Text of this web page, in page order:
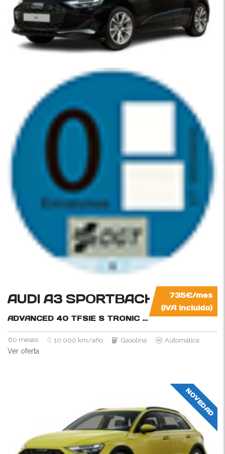
735€/mes
(IVA incluido)
AUDI A3 SPORTBACK
ADVANCED 40 TFSIE S TRONIC 204CV
60 meses 10.000 km/año Gasolina Automática
Ver oferta
NOVEDAD